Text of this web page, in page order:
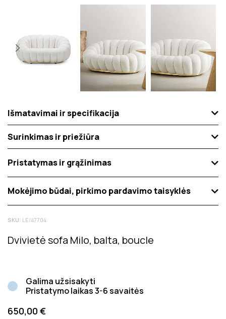
Išmatavimai ir specifikacija
Surinkimas ir priežiūra
Pristatymas ir grąžinimas
Mokėjimo būdai, pirkimo pardavimo taisyklės
SKU: LE/47704
Dvivietė sofa Milo, balta, boucle
Galima užsisakyti
Pristatymo laikas 3-6 savaitės
650,00 €